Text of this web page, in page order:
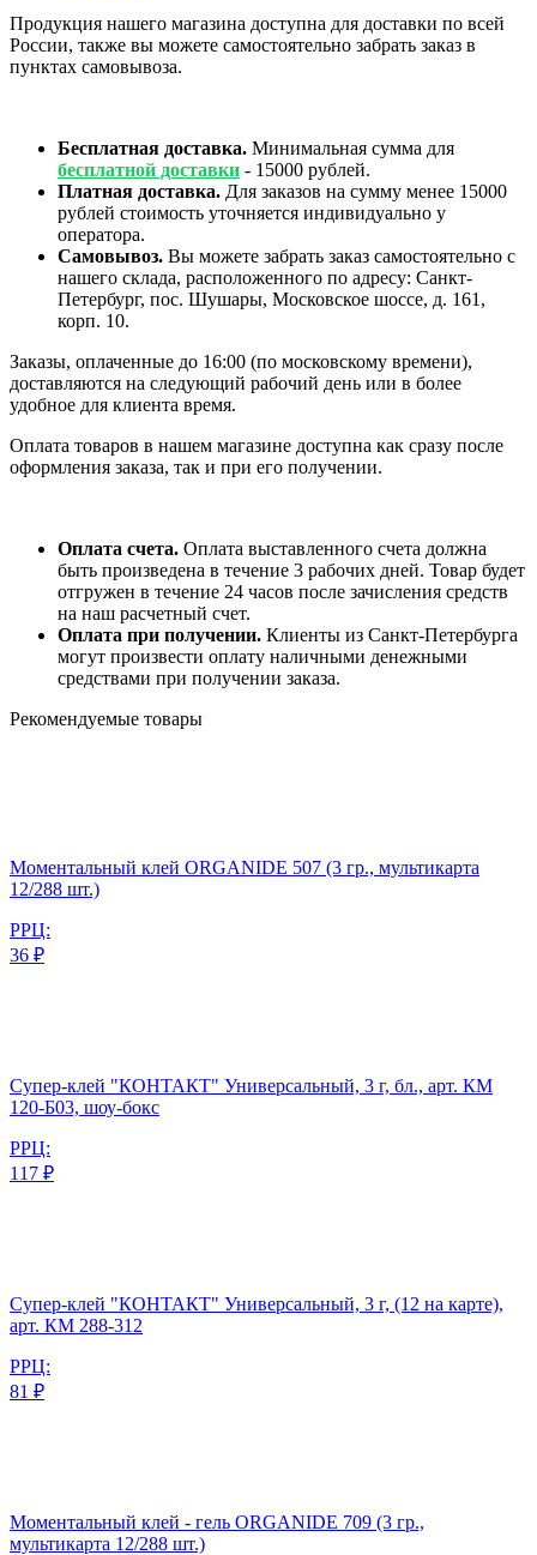
Продукция нашего магазина доступна для доставки по всей
России, также вы можете самостоятельно забрать заказ в
пунктах самовывоза.
Бесплатная доставка. Минимальная сумма для
бесплатной доставки - 15000 рублей.
Платная доставка. Для заказов на сумму менее 15000
рублей стоимость уточняется индивидуально у
оператора.
Самовывоз. Вы можете забрать заказ самостоятельно с
нашего склада, расположенного по адресу: Санкт-
Петербург, пос. Шушары, Московское шоссе, д. 161,
корп. 10.
Заказы, оплаченные до 16:00 (по московскому времени),
доставляются на следующий рабочий день или в более
удобное для клиента время.
Оплата товаров в нашем магазине доступна как сразу после
оформления заказа, так и при его получении.
Оплата счета. Оплата выставленного счета должна
быть произведена в течение 3 рабочих дней. Товар будет
отгружен в течение 24 часов после зачисления средств
на наш расчетный счет.
Оплата при получении. Клиенты из Санкт-Петербурга
могут произвести оплату наличными денежными
средствами при получении заказа.
Рекомендуемые товары
Моментальный клей ORGANIDE 507 (3 гр., мультикарта
12/288 шт.)
РРЦ:
36 ₽
Супер-клей "КОНТАКТ" Универсальный, 3 г, бл., арт. КМ
120-Б03, шоу-бокс
РРЦ:
117 ₽
Супер-клей "КОНТАКТ" Универсальный, 3 г, (12 на карте),
арт. КМ 288-312
РРЦ:
81 ₽
Моментальный клей - гель ORGANIDE 709 (3 гр.,
мультикарта 12/288 шт.)